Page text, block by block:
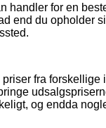
handler for en
end du opholder
fra forskellige
og endda